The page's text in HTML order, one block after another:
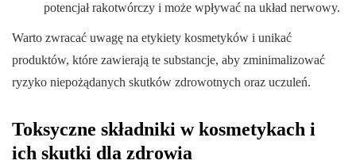
potencjał rakotwórczy i może wpływać na układ nerwowy.
Warto zwracać uwagę na etykiety kosmetyków i unikać
produktów, które zawierają te substancje, aby zminimalizować
ryzyko niepożądanych skutków zdrowotnych oraz uczuleń.
Toksyczne składniki w kosmetykach i
ich skutki dla zdrowia